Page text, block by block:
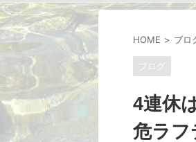
HOME ブロ
ブログ
4連休
危ラフ